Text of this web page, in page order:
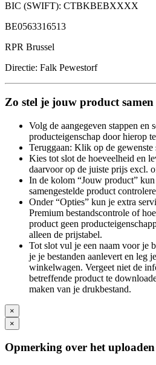
BIC (SWIFT): CTBKBEBXXXX
BE0563316513
RPR Brussel
Directie: Falk Pewestorf
Zo stel je jouw product samen
Volg de aangegeven stappen en
producteigenschap door hierop
Teruggaan: Klik op de gewenste
Kies tot slot de hoeveelheid en
daarvoor op de juiste prijs excl.
In de kolom “Jouw product”
samengestelde product
Onder “Opties” kun je extra
Premium bestandscontrole of
product geen
alleen de prijstabel.
Tot slot vul je een naam voor je
je je bestanden aanlevert en leg
winkelwagen. Vergeet niet de
betreffende product te
maken van je drukbestand.
×
×
Opmerking over het